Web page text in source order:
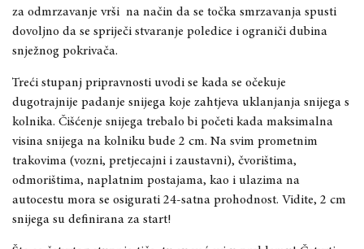
za odmrzavanje vrši na način da se točka smrzavanja spusti
dovoljno da se spriječi stvaranje poledice i ograniči dubina
snježnog pokrivača.
Treći stupanj pripravnosti uvodi se kada se očekuje
dugotrajnije padanje snijega koje zahtjeva uklanjanja snijega s
kolnika. Čišćenje snijega trebalo bi početi kada maksimalna
visina snijega na kolniku bude 2 cm. Na svim prometnim
trakovima (vozni, pretjecajni i zaustavni), čvorištima,
odmorištima, naplatnim postajama, kao i ulazima na
autocestu mora se osigurati 24-satna prohodnost. Vidite, 2 cm
snijega su definirana za start!